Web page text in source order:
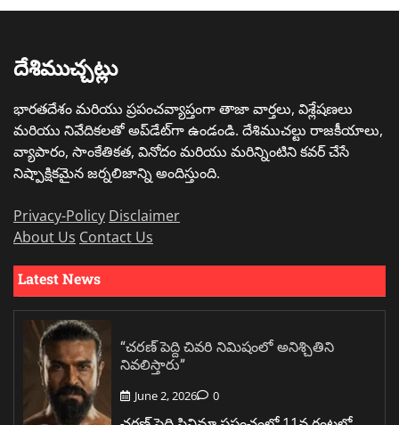
దేశిముచ్చట్లు
భారతదేశం మరియు ప్రపంచవ్యాప్తంగా తాజా వార్తలు, విశ్లేషణలు
మరియు నివేదికలతో అప్‌డేట్‌గా ఉండండి. దేశిముచల్టు రాజకీయాలు,
వ్యాపారం, సాంకేతికత, వినోదం మరియు మరిన్నింటిని కవర్ చేసే
నిష్పాక్షికమైన జర్నలిజాన్ని అందిస్తుంది.
Privacy-Policy Disclaimer
About Us Contact Us
Latest News
“చరణ్ పెద్ది చివరి నిమిషంలో అనిశ్చితిని
నివలిస్తారు”
June 2, 2026 0